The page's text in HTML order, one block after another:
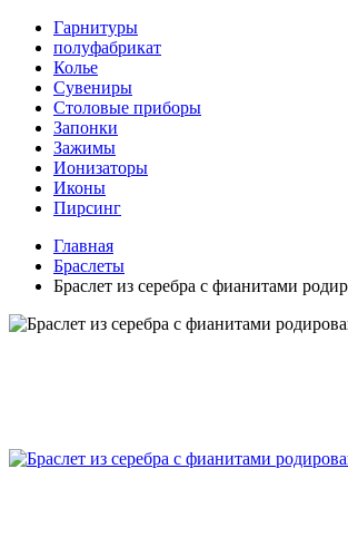
Гарнитуры
полуфабрикат
Колье
Сувениры
Столовые приборы
Запонки
Зажимы
Ионизаторы
Иконы
Пирсинг
Главная
Браслеты
Браслет из серебра с фианитами